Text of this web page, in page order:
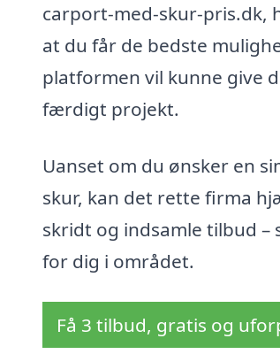
carport-med-skur-pris.dk,
at du får de bedste
platformen vil kunne give
færdigt projekt.
Uanset om du ønsker en
skur, kan det rette firma
skridt og indsamle tilbud
for dig i området.
Få 3 tilbud, gratis og